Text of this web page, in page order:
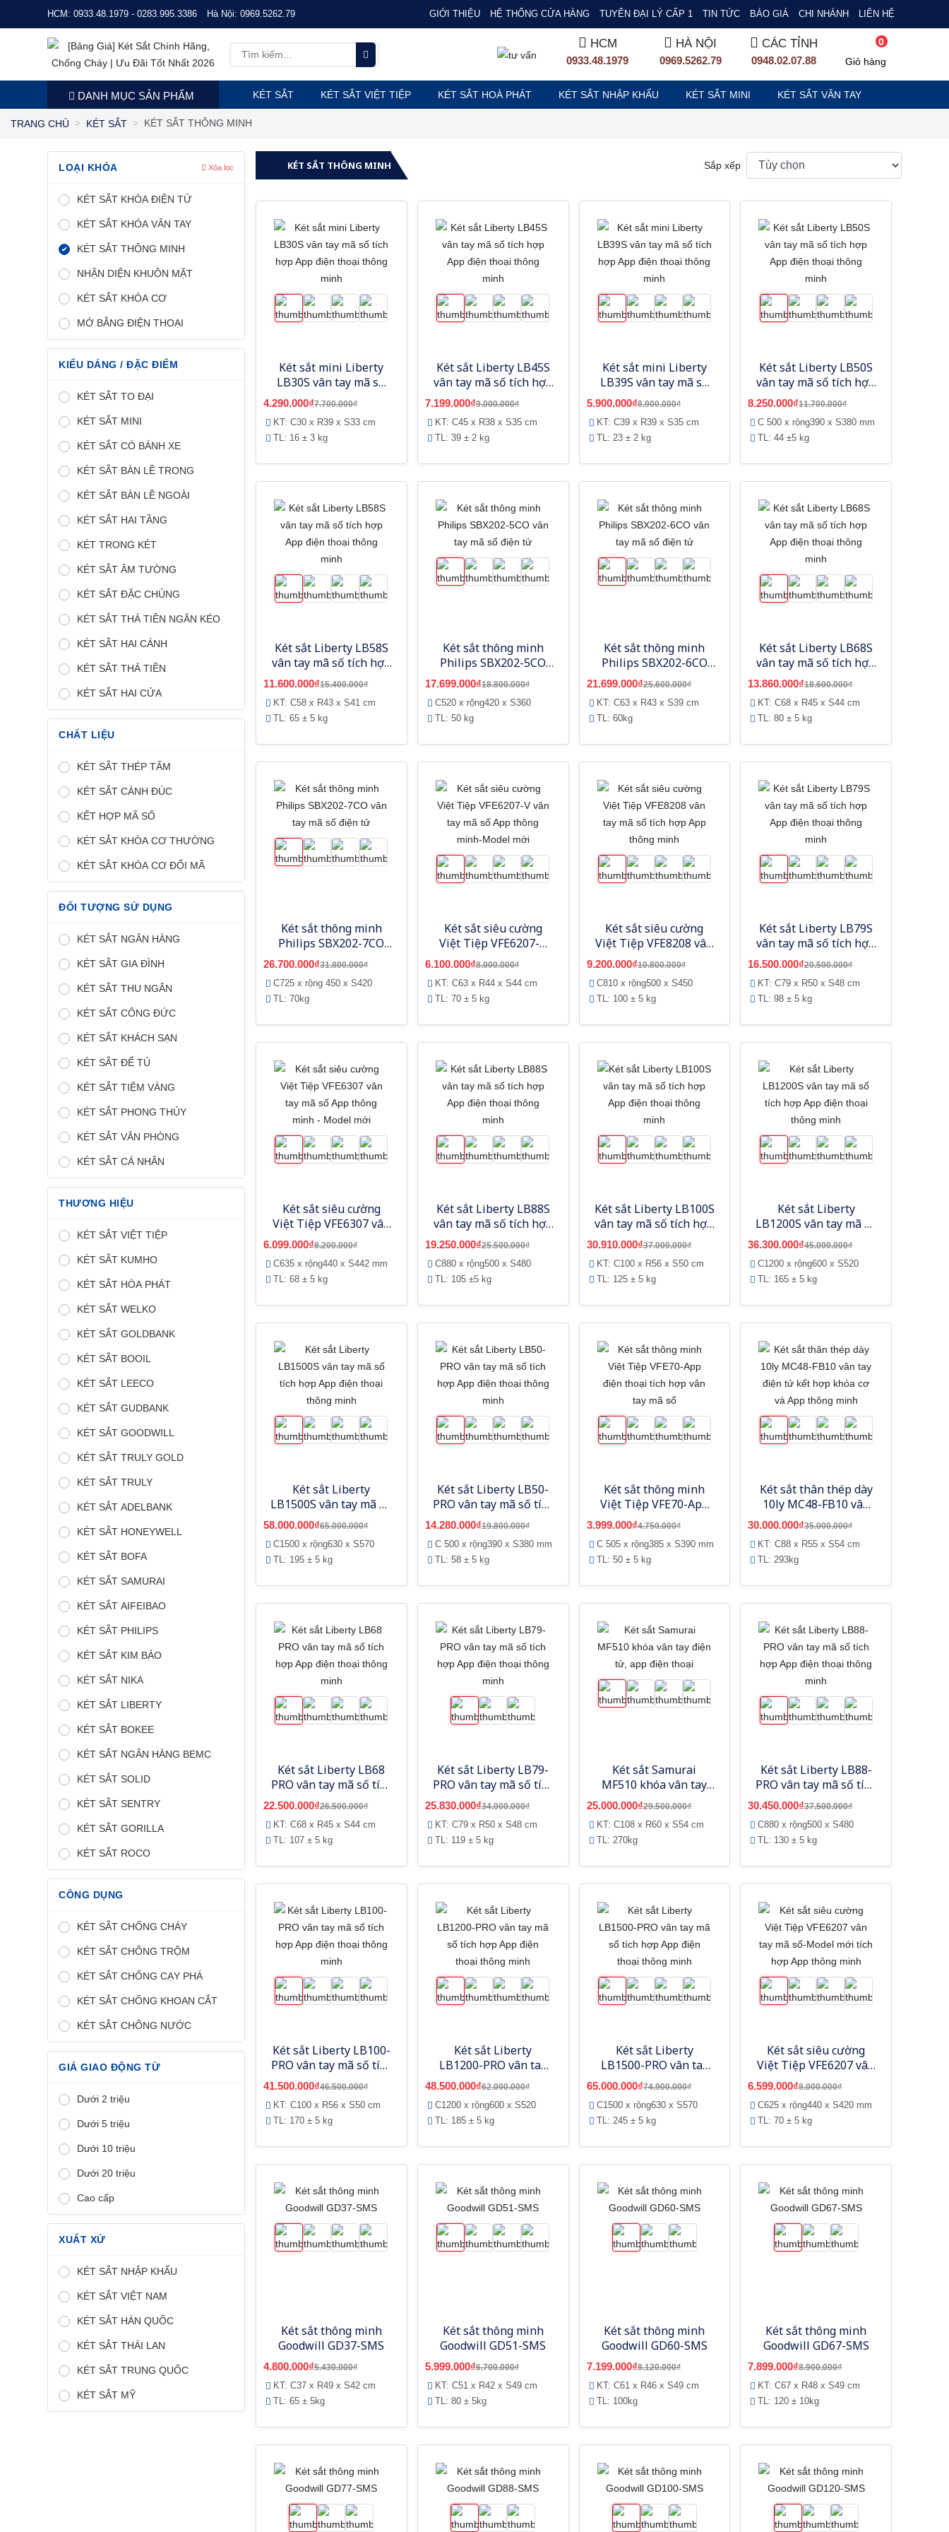
HCM: 0933.48.1979 - 0283.995.3386 Hà Nội: 0969.5262.79 GIỚI THIỆU HỆ THỐNG CỬA HÀNG TUYỂN ĐẠI LÝ CẤP 1 TIN TỨC BÁO GIÁ CHI NHÁNH LIÊN HỆ
HCM
0933.48.1979
HÀ NỘI
0969.5262.79
CÁC TỈNH
0948.02.07.88
0
Giỏ hàng
DANH MỤC SẢN PHẨM KÉT SẮT KÉT SẮT VIỆT TIỆP KÉT SẮT HOÀ PHÁT KÉT SẮT NHẬP KHẨU KÉT SẮT MINI KÉT SẮT VÂN TAY
TRANG CHỦ KÉT SẮT KÉT SẮT THÔNG MINH
LOẠI KHÓA Xóa lọc
KÉT SẮT KHÓA ĐIỆN TỬ
KÉT SẮT KHÓA VÂN TAY
KÉT SẮT THÔNG MINH
NHẬN DIỆN KHUÔN MẶT
KÉT SẮT KHÓA CƠ
MỞ BẰNG ĐIỆN THOẠI
KIỂU DÁNG / ĐẶC ĐIỂM
KÉT SẮT TO ĐẠI
KÉT SẮT MINI
KÉT SẮT CÓ BÁNH XE
KÉT SẮT BÀN LỀ TRONG
KÉT SẮT BÀN LỀ NGOÀI
KÉT SẮT HAI TẦNG
KÉT TRONG KÉT
KÉT SẮT ÂM TƯỜNG
KÉT SẮT ĐẶC CHỦNG
KÉT SẮT THẢ TIỀN NGĂN KÉO
KÉT SẮT HAI CÁNH
KÉT SẮT THẢ TIỀN
KÉT SẮT HAI CỬA
CHẤT LIỆU
KÉT SẮT THÉP TẤM
KÉT SẮT CÁNH ĐÚC
KẾT HỢP MÃ SỐ
KÉT SẮT KHÓA CƠ THƯỜNG
KÉT SẮT KHÓA CƠ ĐỔI MÃ
ĐỐI TƯỢNG SỬ DỤNG
KÉT SẮT NGÂN HÀNG
KÉT SẮT GIA ĐÌNH
KÉT SẮT THU NGÂN
KÉT SẮT CÔNG ĐỨC
KÉT SẮT KHÁCH SẠN
KÉT SẮT ĐỂ TỦ
KÉT SẮT TIỆM VÀNG
KÉT SẮT PHONG THỦY
KÉT SẮT VĂN PHÒNG
KÉT SẮT CÁ NHÂN
THƯƠNG HIỆU
KÉT SẮT VIỆT TIỆP
KÉT SẮT KUMHO
KÉT SẮT HÒA PHÁT
KÉT SẮT WELKO
KÉT SẮT GOLDBANK
KÉT SẮT BOOIL
KÉT SẮT LEECO
KÉT SẮT GUDBANK
KÉT SẮT GOODWILL
KÉT SẮT TRULY GOLD
KÉT SẮT TRULY
KÉT SẮT ADELBANK
KÉT SẮT HONEYWELL
KÉT SẮT BOFA
KÉT SẮT SAMURAI
KÉT SẮT AIFEIBAO
KÉT SẮT PHILIPS
KÉT SẮT KIM BẢO
KÉT SẮT NIKA
KÉT SẮT LIBERTY
KÉT SẮT BOKEE
KÉT SẮT NGÂN HÀNG BEMC
KÉT SẮT SOLID
KÉT SẮT SENTRY
KÉT SẮT GORILLA
KÉT SẮT ROCO
CÔNG DỤNG
KÉT SẮT CHỐNG CHÁY
KÉT SẮT CHỐNG TRỘM
KÉT SẮT CHỐNG CẠY PHÁ
KÉT SẮT CHỐNG KHOAN CẮT
KÉT SẮT CHỐNG NƯỚC
GIÁ GIAO ĐỘNG TỪ
Dưới 2 triệu
Dưới 5 triệu
Dưới 10 triệu
Dưới 20 triệu
Cao cấp
XUẤT XỨ
KÉT SẮT NHẬP KHẨU
KÉT SẮT VIỆT NAM
KÉT SẮT HÀN QUỐC
KÉT SẮT THÁI LAN
KÉT SẮT TRUNG QUỐC
KÉT SẮT MỸ
KÉT SẮT THÔNG MINH Sắp xếp
Két sắt mini Liberty
LB30S vân tay mã số
tích hợp App điện
thoại thông minh
4.290.000₫7.700.000₫
KT: C30 x R39 x S33 cm
TL: 16 ± 3 kg
Két sắt Liberty LB45S
vân tay mã số tích hợp
App điện thoại thông
minh
7.199.000₫9.000.000₫
KT: C45 x R38 x S35 cm
TL: 39 ± 2 kg
Két sắt mini Liberty
LB39S vân tay mã số
tích hợp App điện
thoại thông minh
5.900.000₫8.900.000₫
KT: C39 x R39 x S35 cm
TL: 23 ± 2 kg
Két sắt Liberty LB50S
vân tay mã số tích hợp
App điện thoại thông
minh
8.250.000₫11.700.000₫
C 500 x rộng390 x S380 mm
TL: 44 ±5 kg
Két sắt Liberty LB58S
vân tay mã số tích hợp
App điện thoại thông
minh
11.600.000₫15.400.000₫
KT: C58 x R43 x S41 cm
TL: 65 ± 5 kg
Két sắt thông minh
Philips SBX202-5CO
vân tay mã số điện tử
17.699.000₫18.800.000₫
C520 x rộng420 x S360
TL: 50 kg
Két sắt thông minh
Philips SBX202-6CO
vân tay mã số điện tử
21.699.000₫25.600.000₫
KT: C63 x R43 x S39 cm
TL: 60kg
Két sắt Liberty LB68S
vân tay mã số tích hợp
App điện thoại thông
minh
13.860.000₫18.600.000₫
KT: C68 x R45 x S44 cm
TL: 80 ± 5 kg
Két sắt thông minh
Philips SBX202-7CO
vân tay mã số điện tử
26.700.000₫31.800.000₫
C725 x rộng 450 x S420
TL: 70kg
Két sắt siêu cường
Việt Tiệp VFE6207-V
vân tay mã số App
thông minh-Model
mới
6.100.000₫8.000.000₫
KT: C63 x R44 x S44 cm
TL: 70 ± 5 kg
Két sắt siêu cường
Việt Tiệp VFE8208 vân
tay mã số tích hợp App
thông minh
9.200.000₫10.800.000₫
C810 x rộng500 x S450
TL: 100 ± 5 kg
Két sắt Liberty LB79S
vân tay mã số tích hợp
App điện thoại thông
minh
16.500.000₫20.500.000₫
KT: C79 x R50 x S48 cm
TL: 98 ± 5 kg
Két sắt siêu cường
Việt Tiệp VFE6307 vân
tay mã số App thông
minh - Model mới
6.099.000₫8.200.000₫
C635 x rộng440 x S442 mm
TL: 68 ± 5 kg
Két sắt Liberty LB88S
vân tay mã số tích hợp
App điện thoại thông
minh
19.250.000₫25.500.000₫
C880 x rộng500 x S480
TL: 105 ±5 kg
Két sắt Liberty LB100S
vân tay mã số tích hợp
App điện thoại thông
minh
30.910.000₫37.000.000₫
KT: C100 x R56 x S50 cm
TL: 125 ± 5 kg
Két sắt Liberty
LB1200S vân tay mã số
tích hợp App điện
thoại thông minh
36.300.000₫45.000.000₫
C1200 x rộng600 x S520
TL: 165 ± 5 kg
Két sắt Liberty
LB1500S vân tay mã số
tích hợp App điện
thoại thông minh
58.000.000₫65.000.000₫
C1500 x rộng630 x S570
TL: 195 ± 5 kg
Két sắt Liberty LB50-
PRO vân tay mã số tích
hợp App điện thoại
thông minh
14.280.000₫19.800.000₫
C 500 x rộng390 x S380 mm
TL: 58 ± 5 kg
Két sắt thông minh
Việt Tiệp VFE70-App
điện thoại tích hợp
vân tay mã số
3.999.000₫4.750.000₫
C 505 x rộng385 x S390 mm
TL: 50 ± 5 kg
Két sắt thân thép dày
10ly MC48-FB10 vân
tay điện tử kết hợp
khóa cơ và App thông
minh
30.000.000₫35.000.000₫
KT: C88 x R55 x S54 cm
TL: 293kg
Két sắt Liberty LB68
PRO vân tay mã số tích
hợp App điện thoại
thông minh
22.500.000₫26.500.000₫
KT: C68 x R45 x S44 cm
TL: 107 ± 5 kg
Két sắt Liberty LB79-
PRO vân tay mã số tích
hợp App điện thoại
thông minh
25.830.000₫34.000.000₫
KT: C79 x R50 x S48 cm
TL: 119 ± 5 kg
Két sắt Samurai
MF510 khóa vân tay
điện tử, app điện
thoại
25.000.000₫29.500.000₫
KT: C108 x R60 x S54 cm
TL: 270kg
Két sắt Liberty LB88-
PRO vân tay mã số tích
hợp App điện thoại
thông minh
30.450.000₫37.500.000₫
C880 x rộng500 x S480
TL: 130 ± 5 kg
Két sắt Liberty LB100-
PRO vân tay mã số tích
hợp App điện thoại
thông minh
41.500.000₫46.500.000₫
KT: C100 x R56 x S50 cm
TL: 170 ± 5 kg
Két sắt Liberty
LB1200-PRO vân tay
mã số tích hợp App
điện thoại thông minh
48.500.000₫62.000.000₫
C1200 x rộng600 x S520
TL: 185 ± 5 kg
Két sắt Liberty
LB1500-PRO vân tay
mã số tích hợp App
điện thoại thông minh
65.000.000₫74.900.000₫
C1500 x rộng630 x S570
TL: 245 ± 5 kg
Két sắt siêu cường
Việt Tiệp VFE6207 vân
tay mã số-Model mới
tích hợp App thông
minh
6.599.000₫8.000.000₫
C625 x rộng440 x S420 mm
TL: 70 ± 5 kg
Két sắt thông minh
Goodwill GD37-SMS
4.800.000₫5.430.000₫
KT: C37 x R49 x S42 cm
TL: 65 ± 5kg
Két sắt thông minh
Goodwill GD51-SMS
5.999.000₫6.700.000₫
KT: C51 x R42 x S49 cm
TL: 80 ± 5kg
Két sắt thông minh
Goodwill GD60-SMS
7.199.000₫8.120.000₫
KT: C61 x R46 x S49 cm
TL: 100kg
Két sắt thông minh
Goodwill GD67-SMS
7.899.000₫8.900.000₫
KT: C67 x R48 x S49 cm
TL: 120 ± 10kg